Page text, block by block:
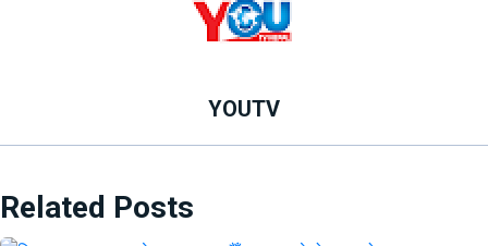
YOUTV
Related Posts